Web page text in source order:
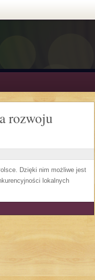
rozwoju
Dzięki nim możliwe jest
lokalnych